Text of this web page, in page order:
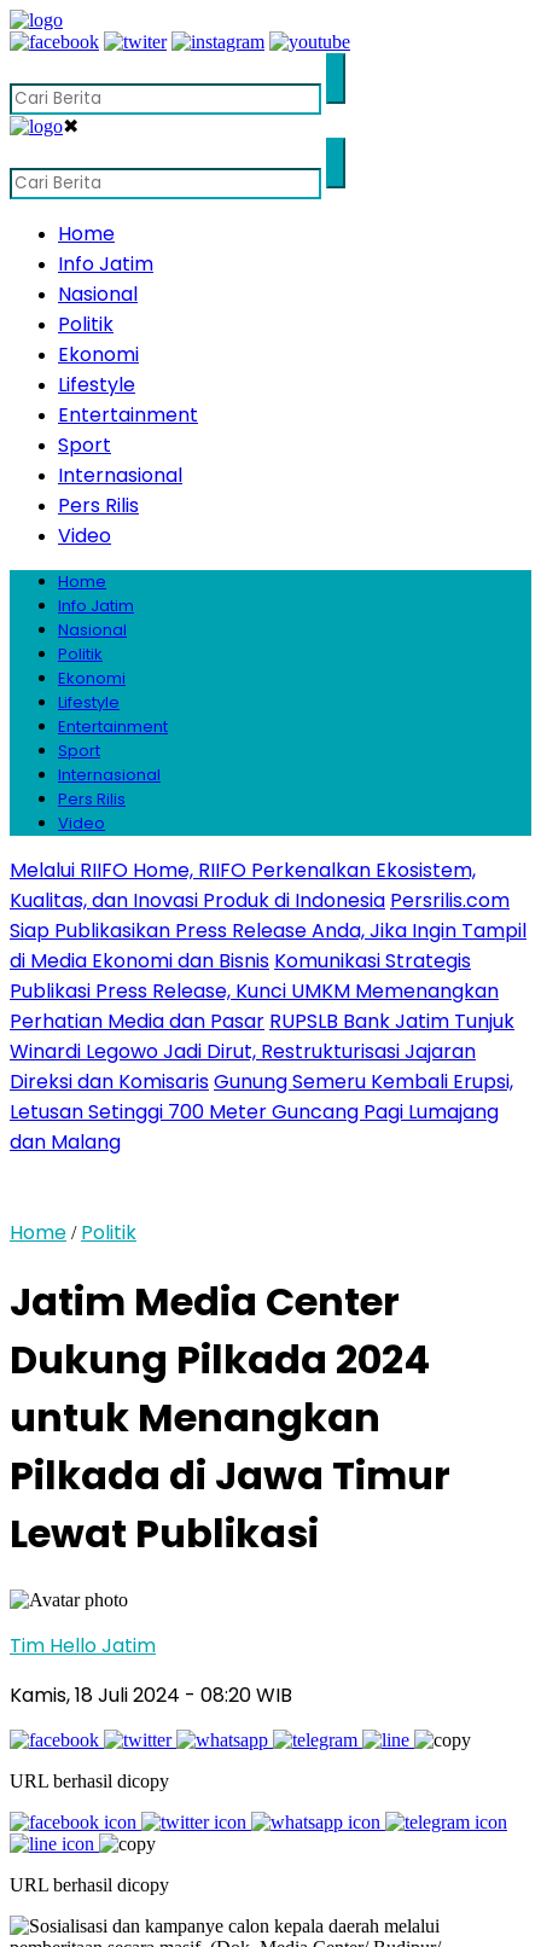
✖
Home
Info Jatim
Nasional
Politik
Ekonomi
Lifestyle
Entertainment
Sport
Internasional
Pers Rilis
Video
Home
Info Jatim
Nasional
Politik
Ekonomi
Lifestyle
Entertainment
Sport
Internasional
Pers Rilis
Video
Melalui RIIFO Home, RIIFO Perkenalkan Ekosistem,
Kualitas, dan Inovasi Produk di Indonesia Persrilis.com
Siap Publikasikan Press Release Anda, Jika Ingin Tampil
di Media Ekonomi dan Bisnis Komunikasi Strategis
Publikasi Press Release, Kunci UMKM Memenangkan
Perhatian Media dan Pasar RUPSLB Bank Jatim Tunjuk
Winardi Legowo Jadi Dirut, Restrukturisasi Jajaran
Direksi dan KomisarisGunung Semeru Kembali Erupsi,
Letusan Setinggi 700 Meter Guncang Pagi Lumajang
dan Malang
Home / Politik
Jatim Media Center
Dukung Pilkada 2024
untuk Menangkan
Pilkada di Jawa Timur
Lewat Publikasi
Tim Hello Jatim
Kamis, 18 Juli 2024 - 08:20 WIB
URL berhasil dicopy
URL berhasil dicopy